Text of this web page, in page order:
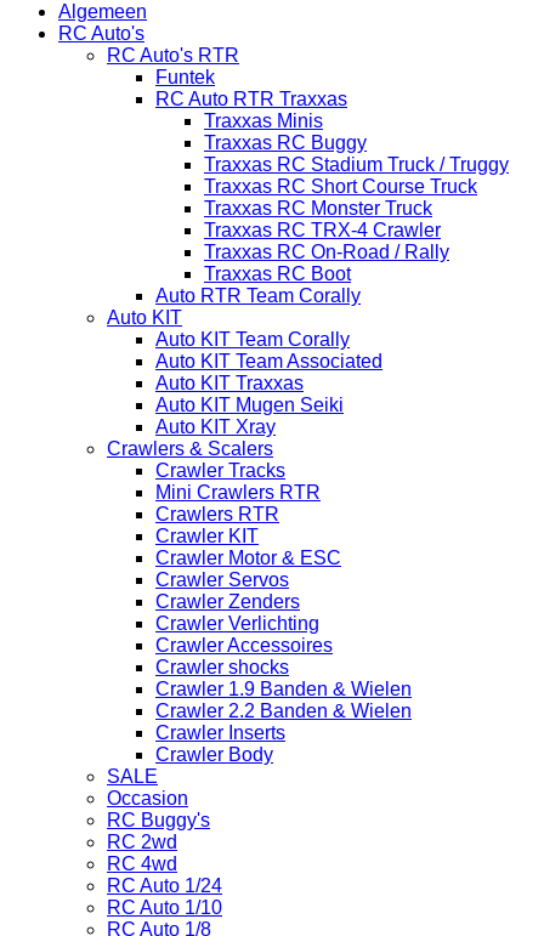
Algemeen
RC Auto's
RC Auto's RTR
Funtek
RC Auto RTR Traxxas
Traxxas Minis
Traxxas RC Buggy
Traxxas RC Stadium Truck / Truggy
Traxxas RC Short Course Truck
Traxxas RC Monster Truck
Traxxas RC TRX-4 Crawler
Traxxas RC On-Road / Rally
Traxxas RC Boot
Auto RTR Team Corally
Auto KIT
Auto KIT Team Corally
Auto KIT Team Associated
Auto KIT Traxxas
Auto KIT Mugen Seiki
Auto KIT Xray
Crawlers & Scalers
Crawler Tracks
Mini Crawlers RTR
Crawlers RTR
Crawler KIT
Crawler Motor & ESC
Crawler Servos
Crawler Zenders
Crawler Verlichting
Crawler Accessoires
Crawler shocks
Crawler 1.9 Banden & Wielen
Crawler 2.2 Banden & Wielen
Crawler Inserts
Crawler Body
SALE
Occasion
RC Buggy's
RC 2wd
RC 4wd
RC Auto 1/24
RC Auto 1/10
RC Auto 1/8